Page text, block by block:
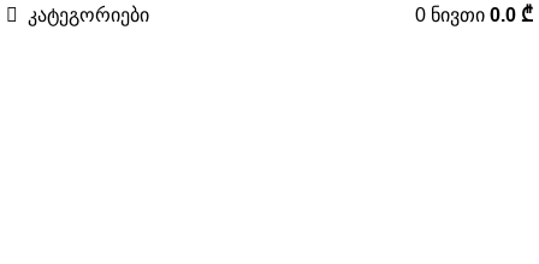
კატეგორიები 0 ნივთი 0.0 ₾